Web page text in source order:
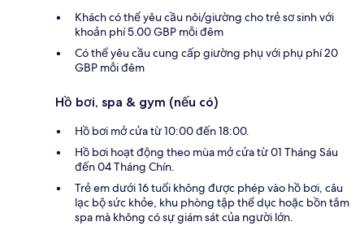
Khách có thể yêu cầu nôi/giường cho trẻ sơ sinh với
khoản phí 5.00 GBP mỗi đêm
Có thể yêu cầu cung cấp giường phụ với phụ phí 20
GBP mỗi đêm
Hồ bơi, spa & gym (nếu có)
Hồ bơi mở cửa từ 10:00 đến 18:00.
Hồ bơi hoạt động theo mùa mở cửa từ 01 Tháng Sáu
đến 04 Tháng Chín.
Trẻ em dưới 16 tuổi không được phép vào hồ bơi, câu
lạc bộ sức khỏe, khu phòng tập thể dục hoặc bồn tắm
spa mà không có sự giám sát của người lớn.